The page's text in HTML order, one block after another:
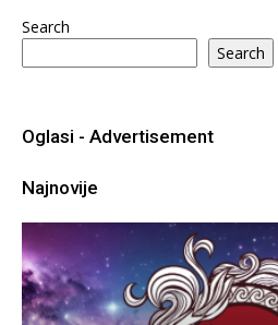
Search
Search
Oglasi - Advertisement
Najnovije